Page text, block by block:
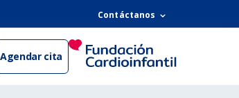
Contáctanos
Agendar cita